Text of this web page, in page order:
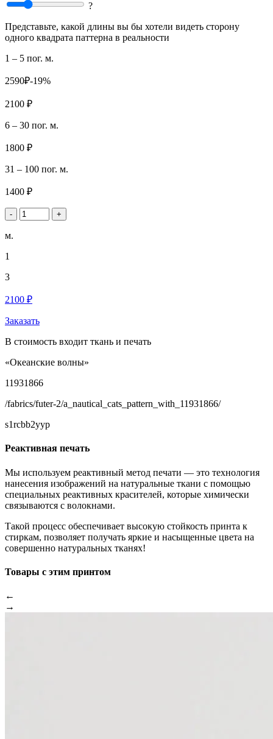
?
Представьте, какой длины вы бы хотели видеть сторону
одного квадрата паттерна в реальности
1 – 5 пог. м.
2590₽-19%
2100 ₽
6 – 30 пог. м.
1800 ₽
31 – 100 пог. м.
1400 ₽
- +
м.
1
3
2100 ₽
Заказать
В стоимость входит ткань и печать
«Океанские волны»
11931866
/fabrics/futer-2/a_nautical_cats_pattern_with_11931866/
s1rcbb2yyp
Реактивная печать
Мы используем реактивный метод печати — это технология
нанесения изображений на натуральные ткани с помощью
специальных реактивных красителей, которые химически
связываются с волокнами.
Такой процесс обеспечивает высокую стойкость принта к
стиркам, позволяет получать яркие и насыщенные цвета на
совершенно натуральных тканях!
Товары с этим принтом
←
→